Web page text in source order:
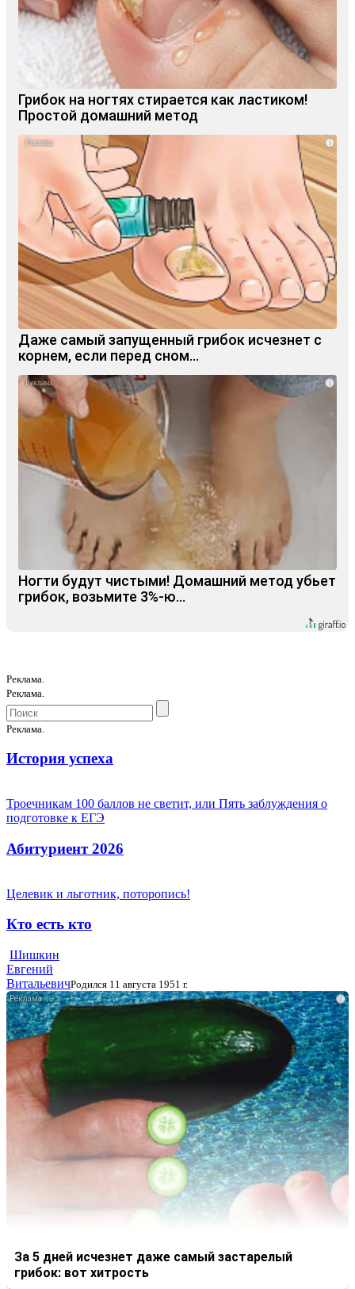
Грибок на ногтях стирается как ластиком!
Простой домашний метод
i
Даже самый запущенный грибок исчезнет с
корнем, если перед сном…
i
Ногти будут чистыми! Домашний метод убьет
грибок, возьмите 3%-ю…
Реклама.
Реклама.
Реклама.
История успеха
Троечникам 100 баллов не светит, или Пять заблуждения о
подготовке к ЕГЭ
Абитуриент 2026
Целевик и льготник, поторопись!
Кто есть кто
Шишкин
Евгений
ВитальевичРодился 11 августа 1951 г.
i
За 5 дней исчезнет даже самый застарелый
грибок: вот хитрость